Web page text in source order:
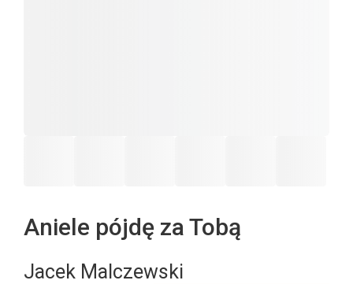
Aniele pójdę za Tobą
Jacek Malczewski